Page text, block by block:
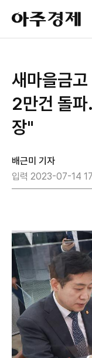
아
주
경
새마을금
2만건 돌
장"
배근미 기자
입력 2023-07-14